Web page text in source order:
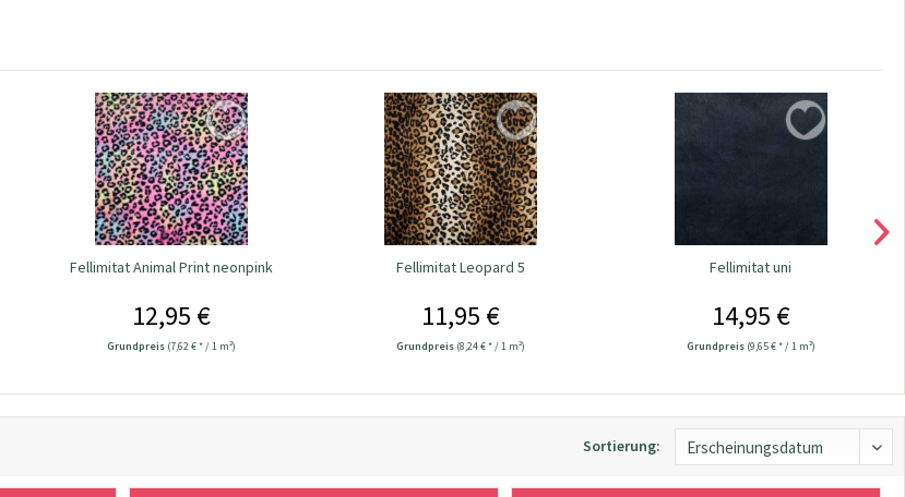
Fellimitat Animal Print neonpink
12,95 €
Grundpreis (7,62 € * / 1 m²)
Fellimitat Leopard 5
11,95 €
Grundpreis (8,24 € * / 1 m²)
Fellimitat uni
14,95 €
Grundpreis (9,65 € * / 1 m²)
Sortierung: